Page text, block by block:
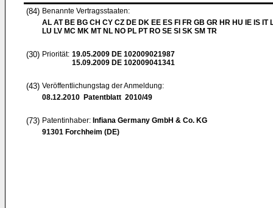
(84) Benannte Vertragsstaaten:
AL AT BE BG CH CY CZ DE DK EE ES FI FR GB GR HR HU IE IS IT
LU LV MC MK MT NL NO PL PT RO SE SI SK SM TR
(30) Priorität: 19.05.2009 DE 102009021987
15.09.2009 DE 102009041341
(43) Veröffentlichungstag der Anmeldung:
08.12.2010 Patentblatt 2010/49
(73) Patentinhaber: Infiana Germany GmbH & Co. KG
91301 Forchheim (DE)